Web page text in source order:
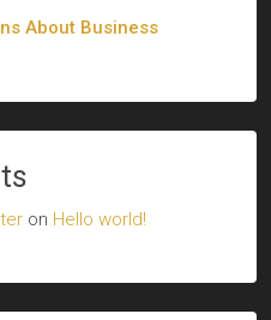
About Business
on Hello world!